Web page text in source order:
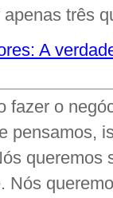
três
A
fazer o
pensamos,
queremos
Nós